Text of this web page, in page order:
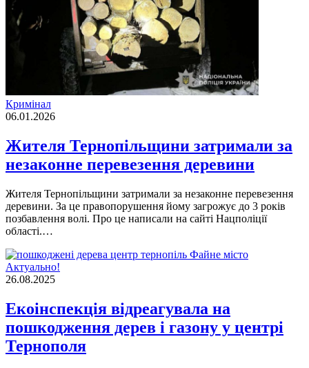
Кримінал
06.01.2026
Жителя Тернопільщини затримали за
незаконне перевезення деревини
Жителя Тернопільщини затримали за незаконне перевезення
деревини. За це правопорушення йому загрожує до 3 років
позбавлення волі. Про це написали на сайті Нацполіції
області.…
Актуально!
26.08.2025
Екоінспекція відреагувала на
пошкодження дерев і газону у центрі
Тернополя